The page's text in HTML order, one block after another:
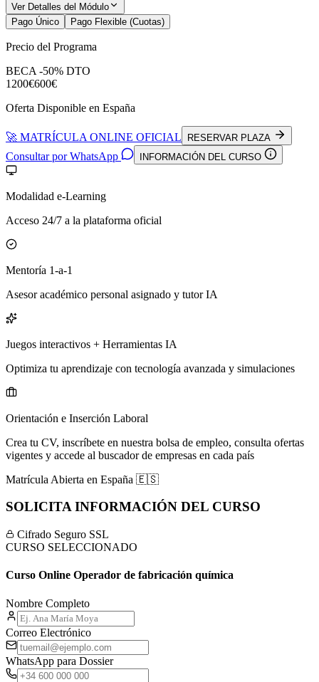
Ver Detalles del Módulo
Pago Único
Pago Flexible (Cuotas)
Precio del Programa
BECA -50% DTO
1200€600€
Oferta Disponible en España
🚀 MATRÍCULA ONLINE OFICIAL RESERVAR PLAZA
Consultar por WhatsApp INFORMACIÓN DEL CURSO
Modalidad e-Learning
Acceso 24/7 a la plataforma oficial
Mentoría 1-a-1
Asesor académico personal asignado y tutor IA
Juegos interactivos + Herramientas IA
Optimiza tu aprendizaje con tecnología avanzada y simulaciones
Orientación e Inserción Laboral
Crea tu CV, inscríbete en nuestra bolsa de empleo, consulta ofertas
vigentes y accede al buscador de empresas en cada país
Matrícula Abierta en España 🇪🇸
SOLICITA INFORMACIÓN DEL CURSO
Cifrado Seguro SSL
CURSO SELECCIONADO
Curso Online Operador de fabricación química
Nombre Completo
Correo Electrónico
WhatsApp para Dossier